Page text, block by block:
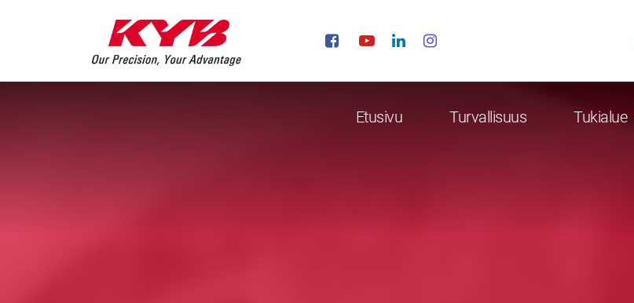
Etusivu Turvallisuus Tukialue